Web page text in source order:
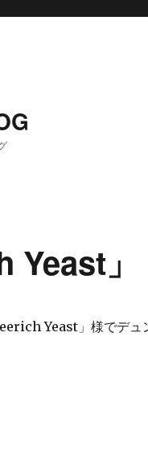
」
Yeast」様でデュ